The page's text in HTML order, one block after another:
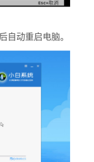
自动重启电脑。